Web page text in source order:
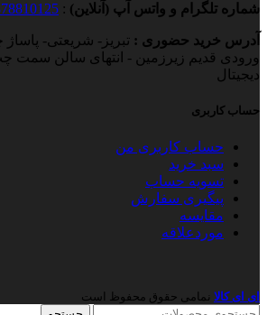
شماره تلگرام و واتس آپ (آنلاین) :
آدرس خرید حضوری : تبریز- شریعتی- پاساژ
ورودی قدیم زیرزمین - انتهای سالن سمت
دیجیتال
حساب کاربری
حساب کاربری من
سبد خرید
تسویه حساب
پیگیری سفارش
مقایسه
موردعلاقه
ای ای کالا نمامی حقوق محفوظ است